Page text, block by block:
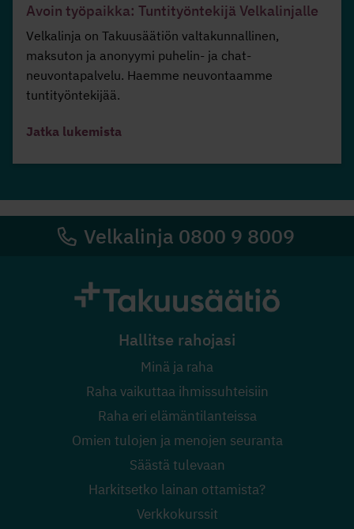
Avoin työpaikka: Tuntityöntekijä Velkalinjalle
Velkalinja on Takuusäätiön valtakunnallinen,
maksuton ja anonyymi puhelin- ja chat-
neuvontapalvelu. Haemme neuvontaamme
tuntityöntekijää.
Jatka lukemista
Velkalinja 0800 9 8009
Hallitse rahojasi
Minä ja raha
Raha vaikuttaa ihmissuhteisiin
Raha eri elämäntilanteissa
Omien tulojen ja menojen seuranta
Säästä tulevaan
Harkitsetko lainan ottamista?
Verkkokurssit